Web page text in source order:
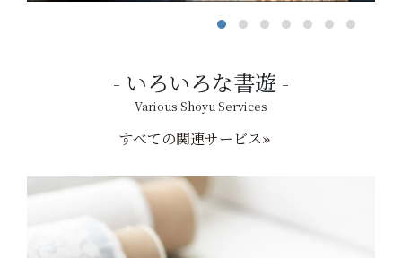
いろいろな書遊
Various Shoyu Services
すべての関連サービス»